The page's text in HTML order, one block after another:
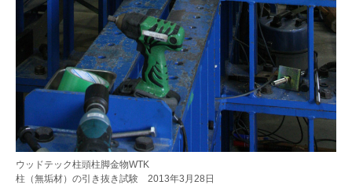
ウッドテック柱頭柱脚金物WTK
柱（無垢材）の引き抜き試験 2013年3月28日